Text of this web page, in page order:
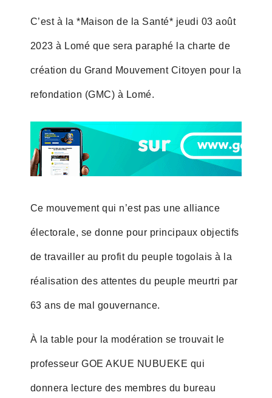
C’est à la *Maison de la Santé* jeudi 03 août
2023 à Lomé que sera paraphé la charte de
création du Grand Mouvement Citoyen pour la
refondation (GMC) à Lomé.
Ce mouvement qui n’est pas une alliance
électorale, se donne pour principaux objectifs
de travailler au profit du peuple togolais à la
réalisation des attentes du peuple meurtri par
63 ans de mal gouvernance.
À la table pour la modération se trouvait le
professeur GOE AKUE NUBUEKE qui
donnera lecture des membres du bureau